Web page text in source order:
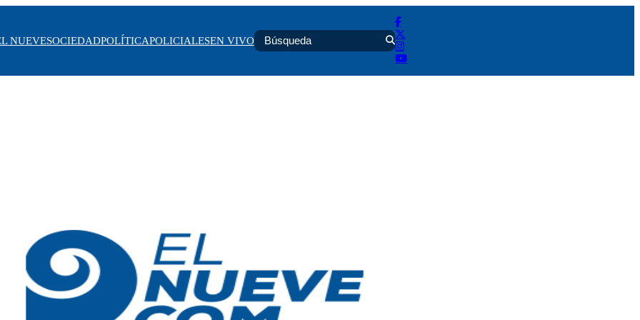
NUEVESOCIEDADPOLÍTICAPOLICIALESEN VIVO